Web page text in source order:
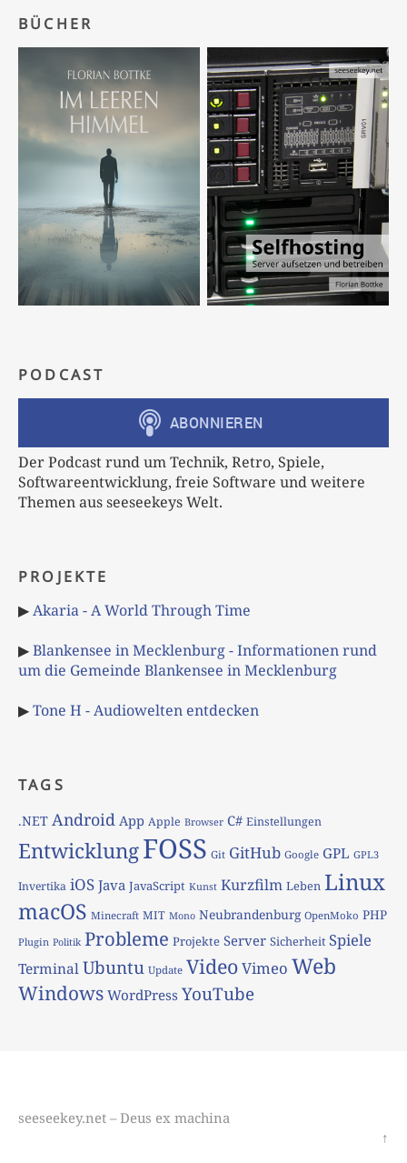
BÜCHER
PODCAST
Der Podcast rund um Technik, Retro, Spiele,
Softwareentwicklung, freie Software und weitere
Themen aus seeseekeys Welt.
PROJEKTE
▶Akaria - A World Through Time
▶Blankensee in Mecklenburg - Informationen rund
um die Gemeinde Blankensee in Mecklenburg
▶Tone H - Audiowelten entdecken
TAGS
.NET Android App Apple Browser C# Einstellungen
EntwicklungFOSS Git GitHub Google GPL GPL3
Invertika iOS Java JavaScript Kunst Kurzfilm Leben Linux
macOS Minecraft MIT Mono Neubrandenburg OpenMoko PHP
Plugin Politik Probleme Projekte Server Sicherheit Spiele
TerminalUbuntu Update VideoVimeo Web
Windows WordPress YouTube
seeseekey.net – Deus ex machina
↑